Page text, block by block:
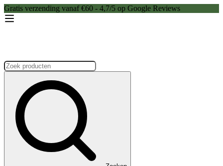
Gratis verzending vanaf €60 - 4,7/5 op Google Reviews
Zoeken: